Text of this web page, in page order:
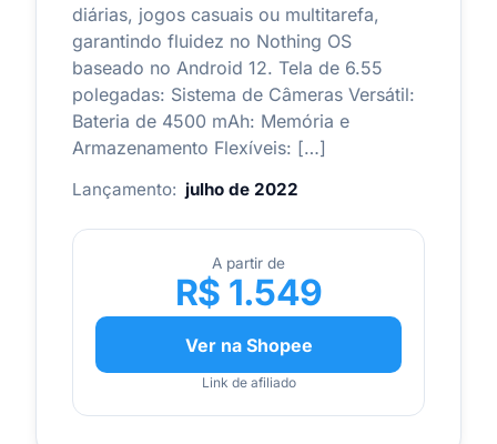
diárias, jogos casuais ou multitarefa,
garantindo fluidez no Nothing OS
baseado no Android 12. Tela de 6.55
polegadas: Sistema de Câmeras Versátil:
Bateria de 4500 mAh: Memória e
Armazenamento Flexíveis: […]
Lançamento: julho de 2022
A partir de
R$ 1.549
Ver na Shopee
Link de afiliado